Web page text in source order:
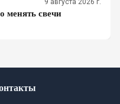
9 августа 2026 г.
менять свечи